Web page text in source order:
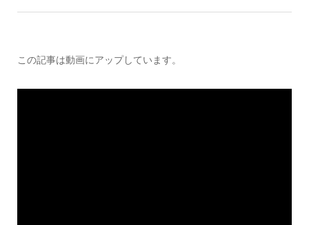
この記事は動画にアップしています。